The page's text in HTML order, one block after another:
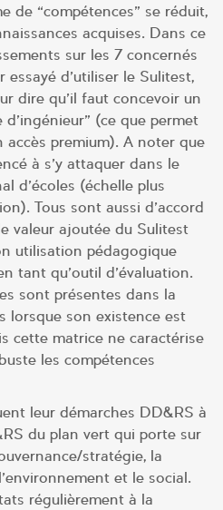
de “compétences” se réduit,
acquises. Dans ce
sur les 7 concernés
d’utiliser le Sulitest,
dire qu’il faut concevoir un
(ce que permet
accès premium). A noter que
à s’y attaquer dans le
d’écoles (échelle plus
Tous sont aussi d’accord
valeur ajoutée du Sulitest
utilisation pédagogique
tant qu’outil d’évaluation.
sont présentes dans la
lorsque son existence est
cette matrice ne caractérise
les compétences
leur démarches DD&RS à
du plan vert qui porte sur
stratégie, la
et le social.
régulièrement à la